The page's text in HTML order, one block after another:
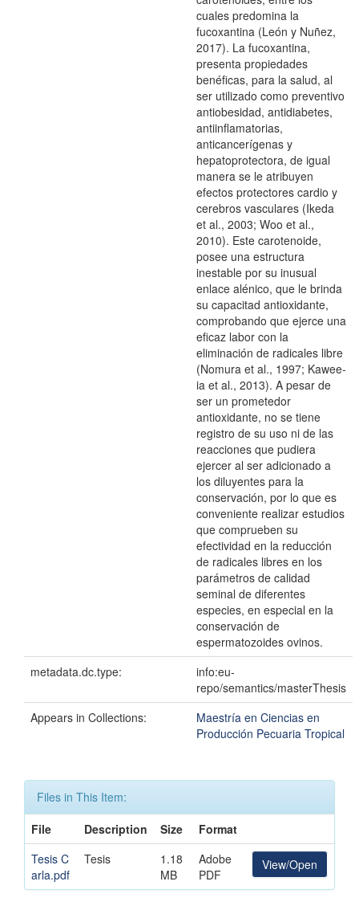
cuales predomina la
fucoxantina (León y Nuñez,
2017). La fucoxantina,
presenta propiedades
benéficas, para la salud, al
ser utilizado como preventivo
antiobesidad, antidiabetes,
antiinflamatorias,
anticancerígenas y
hepatoprotectora, de igual
manera se le atribuyen
efectos protectores cardio y
cerebros vasculares (Ikeda
et al., 2003; Woo et al.,
2010). Este carotenoide,
posee una estructura
inestable por su inusual
enlace alénico, que le brinda
su capacitad antioxidante,
comprobando que ejerce una
eficaz labor con la
eliminación de radicales libre
(Nomura et al., 1997; Kawee-
ia et al., 2013). A pesar de
ser un prometedor
antioxidante, no se tiene
registro de su uso ni de las
reacciones que pudiera
ejercer al ser adicionado a
los diluyentes para la
conservación, por lo que es
conveniente realizar estudios
que comprueben su
efectividad en la reducción
de radicales libres en los
parámetros de calidad
seminal de diferentes
especies, en especial en la
conservación de
espermatozoides ovinos.
metadata.dc.type:
info:eu-
repo/semantics/masterThesis
Appears in Collections:
Maestría en Ciencias en
Producción Pecuaria Tropical
Files in This Item:
File
Description Size
Format
Tesis C
arla.pdf
Tesis
1.18
MB
Adobe
PDF
View/Open